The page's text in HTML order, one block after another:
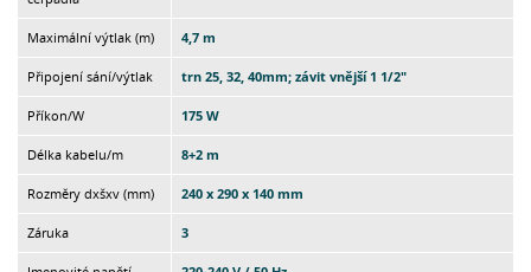
Maximální výtlak (m) 4,7 m
Připojení sání/výtlak trn 25, 32, 40mm; závit vnější 1 1/2"
Příkon/W 175 W
Délka kabelu/m 8+2 m
Rozměry dxšxv (mm) 240 x 290 x 140 mm
Záruka 3